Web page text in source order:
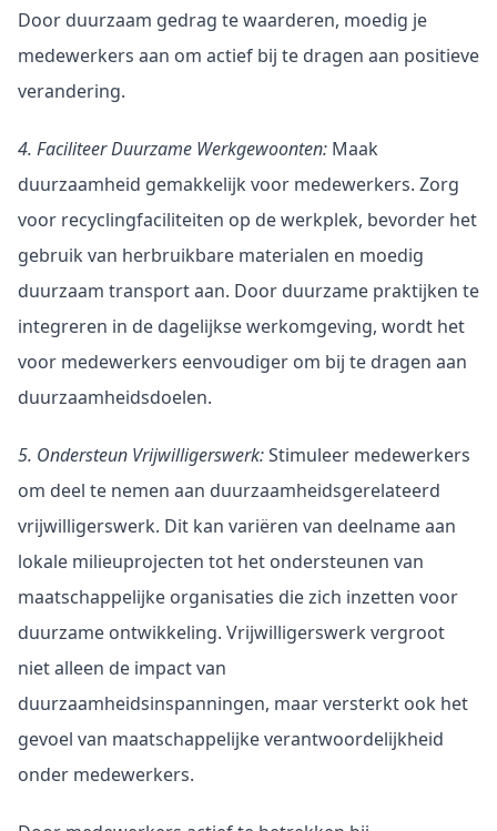
Door duurzaam gedrag te waarderen, moedig je
medewerkers aan om actief bij te dragen aan positieve
verandering.
4. Faciliteer Duurzame Werkgewoonten: Maak
duurzaamheid gemakkelijk voor medewerkers. Zorg
voor recyclingfaciliteiten op de werkplek, bevorder het
gebruik van herbruikbare materialen en moedig
duurzaam transport aan. Door duurzame praktijken te
integreren in de dagelijkse werkomgeving, wordt het
voor medewerkers eenvoudiger om bij te dragen aan
duurzaamheidsdoelen.
5. Ondersteun Vrijwilligerswerk: Stimuleer medewerkers
om deel te nemen aan duurzaamheidsgerelateerd
vrijwilligerswerk. Dit kan variëren van deelname aan
lokale milieuprojecten tot het ondersteunen van
maatschappelijke organisaties die zich inzetten voor
duurzame ontwikkeling. Vrijwilligerswerk vergroot
niet alleen de impact van
duurzaamheidsinspanningen, maar versterkt ook het
gevoel van maatschappelijke verantwoordelijkheid
onder medewerkers.